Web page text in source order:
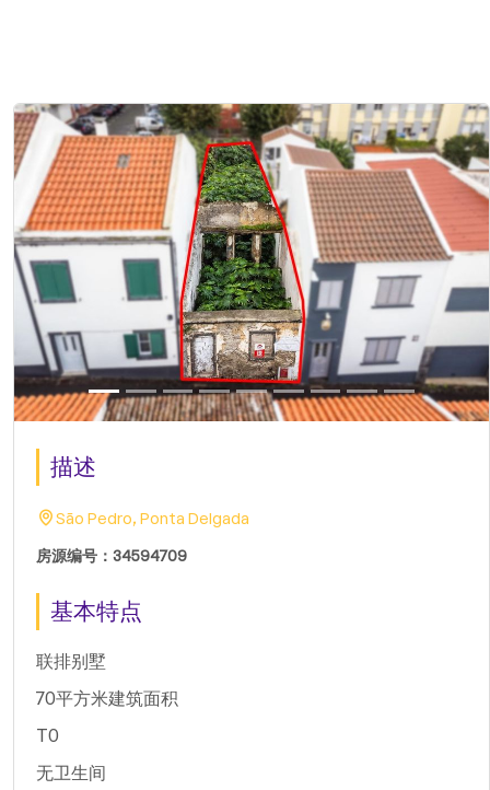
描述
São Pedro, Ponta Delgada
房源编号：34594709
基本特点
联排别墅
70平方米建筑面积
T0
无卫生间